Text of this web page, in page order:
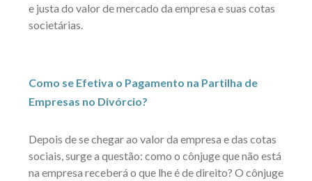
e justa do valor de mercado da empresa e suas cotas
societárias.
Como se Efetiva o Pagamento na Partilha de
Empresas no Divórcio?
Depois de se chegar ao valor da empresa e das cotas
sociais, surge a questão: como o cônjuge que não está
na empresa receberá o que lhe é de direito? O cônjuge